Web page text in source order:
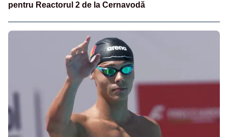
pentru Reactorul 2 de la Cernavodă